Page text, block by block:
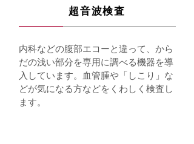
超音波検査
内科などの腹部エコーと違って、から
だの浅い部分を専用に調べる機器を導
入しています。血管腫や「しこり」な
どが気になる方などをくわしく検査し
ます。